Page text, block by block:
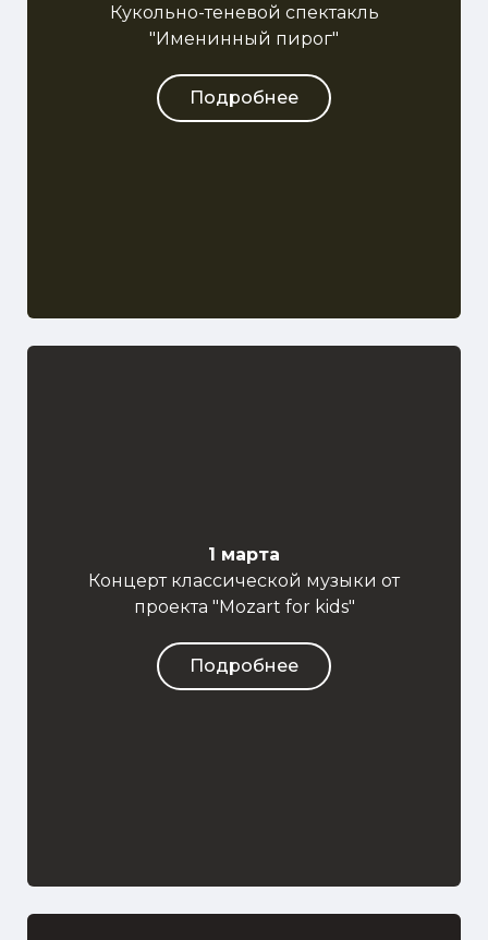
Кукольно-теневой спектакль
"Именинный пирог"
Подробнее
1 марта
Концерт классической музыки от
проекта "Mozart for kids"
Подробнее